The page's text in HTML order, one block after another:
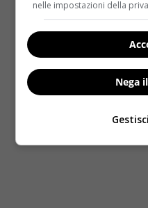
lentamente
2 mele crude
bicchiere di succo di
per
,
preparate2 mele cotte
lo zucchero.
nelle impostazioni della
Nega